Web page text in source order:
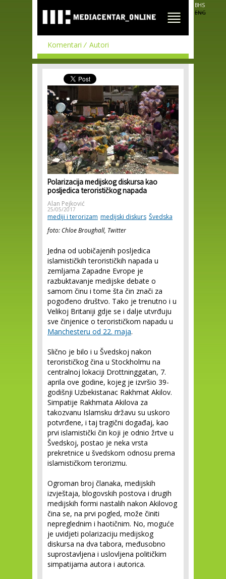
main
content
BHS
ENG
Komentari Autori
Polarizacija medijskog diskursa kao
posljedica terorističkog napada
Alan Pejković
25/05/2017
mediji i terorizam medijski diskurs Švedska
foto: Chloe Broughall, Twitter
Jedna od uobičajenih posljedica
islamističkih terorističkih napada u
zemljama Zapadne Evrope je
razbuktavanje medijske debate o
samom činu i tome šta čin znači za
pogođeno društvo. Tako je trenutno i u
Velikoj Britaniji gdje se i dalje utvrđuju
sve činjenice o terorističkom napadu u
Manchesteru od 22. maja.
Slično je bilo i u Švedskoj nakon
terorističkog čina u Stockholmu na
centralnoj lokaciji Drottninggatan, 7.
aprila ove godine, kojeg je izvršio 39-
godišnji Uzbekistanac Rakhmat Akilov.
Simpatije Rakhmata Akilova za
takozvanu Islamsku državu su uskoro
potvrđene, i taj tragični događaj, kao
prvi islamistički čin koji je odnio žrtve u
Švedskoj, postao je neka vrsta
prekretnice u švedskom odnosu prema
islamističkom terorizmu.
Ogroman broj članaka, medijskih
izvještaja, blogovskih postova i drugih
medijskih formi nastalih nakon Akilovog
čina se, na prvi pogled, može činiti
nepreglednim i haotičnim. No, moguće
je uvidjeti polarizaciju medijskog
diskursa na dva tabora, međusobno
suprostavljena i uslovljena političkim
simpatijama autora i autorica.